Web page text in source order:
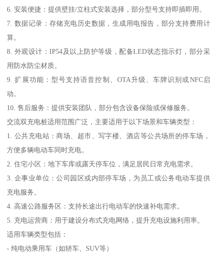
6. 安装便捷：提供壁挂/立柱式安装选择，部分型号支持即插即用。
7. 数据记录：存储充电历史数据，生成用电报告，部分支持费用计
算。
8. 外观设计：IP54及以上防护等级，配备LED状态指示灯，部分采
用防水防尘材质。
9. 扩展功能：型号支持语音控制、OTA升级、车牌识别或NFC启
动。
10. 售后服务：提供安装团队，部分包含设备保险或保修服务。
交流双充电桩适用范围广泛，主要适用于以下场景和车辆类型：
1. 公共充电站：商场、超市、写字楼、酒店等公共场所的停车场，
方便多辆电动车同时充电。
2. 住宅小区：地下车库或露天停车位，满足居民日常充电需求。
3. 企事业单位：公司园区或内部停车场，为员工或公务电动车提供
充电服务。
4. 高速公路服务区：支持长途出行电动车的快速补电需求。
5. 充电运营商：用于建设分布式充电网络，提升充电设施利用率。
适用车辆类型包括：
- 纯电动乘用车（如轿车、SUV等）